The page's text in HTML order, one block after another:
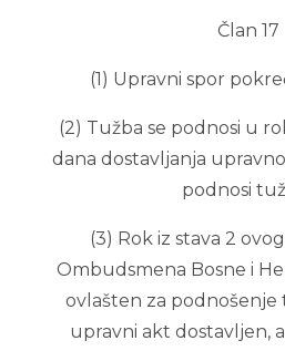
Član 17
(1) Upravni spor
(2) Tužba se podnosi u
dana dostavljanja
podnosi
(3) Rok iz stava 2
Ombudsmena Bosne i
ovlašten za podnošenje
upravni akt dostavljen,